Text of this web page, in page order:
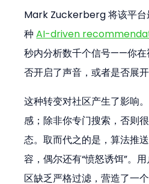
Mark Zuckerberg 将该平台
种 AI-driven
秒内分析数千个信号——你在
否开启了声音，或者是否展开
这种转变对社区产生了影响
感；除非你专门搜索，否则
态。取而代之的是，算法推
容，偶尔还有“愤怒诱饵”。
区缺乏严格过滤，营造了一